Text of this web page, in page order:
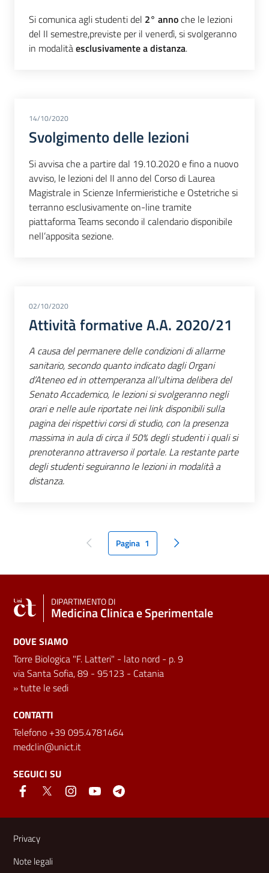
Si comunica agli studenti del 2° annoche le lezioni
del II semestre,previste per il venerdì, si svolgeranno
in modalitàesclusivamente a distanza.
14/10/2020
Svolgimento delle lezioni
Si avvisa che a partire dal 19.10.2020 e fino a nuovo
avviso, le lezioni del II anno del Corso di Laurea
Magistrale in Scienze Infermieristiche e Ostetriche si
terranno esclusivamente on-line tramite
piattaforma Teams secondo il calendario disponibile
nell’apposita sezione.
02/10/2020
Attività formative A.A. 2020/21
A causa del permanere delle condizioni di allarme
sanitario, secondo quanto indicato dagli Organi
d’Ateneo ed in ottemperanza all'ultima delibera del
Senato Accademico, le lezioni si svolgeranno negli
orari e nelle aule riportate nei link disponibili sulla
pagina dei rispettivi corsi di studio, con la presenza
massima in aula di circa il 50% degli studenti i quali si
prenoteranno attraverso il portale. La restante parte
degli studenti seguiranno le lezioni in modalità a
distanza.
pagina precedente
Pagina 1 pagina seguente
DIPARTIMENTO DI
Medicina Clinica e Sperimentale
DOVE SIAMO
Torre Biologica "F. Latteri" - lato nord - p. 9
via Santa Sofia, 89 - 95123 - Catania
»tutte le sedi
CONTATTI
Telefono +39 095.4781464
medclin@unict.it
SEGUICI SU
Link e informazioni utili
Privacy
Note legali